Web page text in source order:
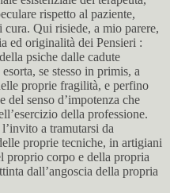
rispetto al paziente,
Qui risiede, a mio parere,
ed originalità dei Pensieri :
psiche dalle cadute
se stesso in primis, a
proprie fragilità, e perfino
del senso d’impotenza che
della professione.
a tramutarsi da
proprie tecniche, in artigiani
proprio corpo e della propria
dall’angoscia della propria